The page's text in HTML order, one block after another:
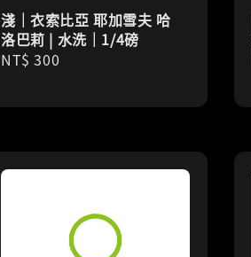
淺｜衣索比亞 耶加雪夫 哈
洛巴莉 | 水洗｜1/4磅
Regular
NT$ 300